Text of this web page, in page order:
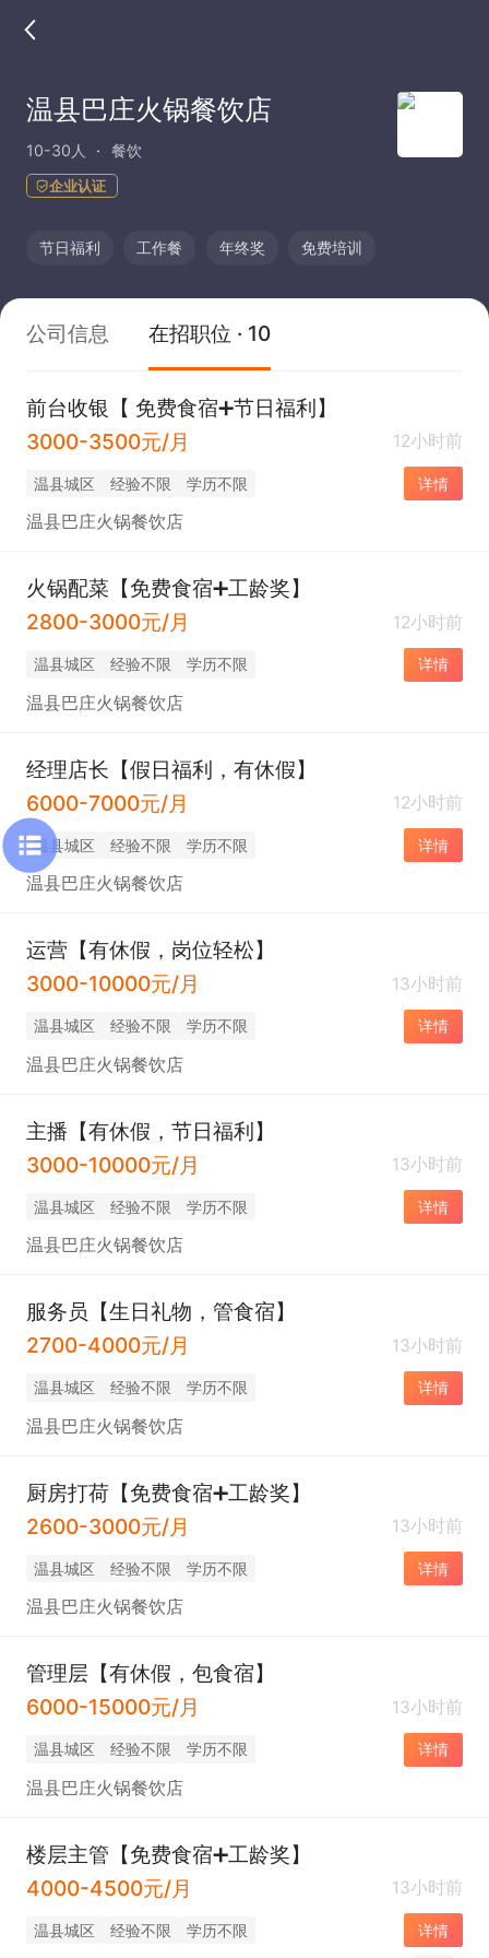
温县巴庄火锅餐饮店
10-30人 餐饮
企业认证
节日福利 工作餐 年终奖 免费培训
公司信息 在招职位 · 10
前台收银【 免费食宿➕节日福利】
3000-3500元/月
12小时前
温县城区 经验不限 学历不限 详情
温县巴庄火锅餐饮店
火锅配菜【免费食宿➕工龄奖】
2800-3000元/月
12小时前
温县城区 经验不限 学历不限 详情
温县巴庄火锅餐饮店
经理店长【假日福利，有休假】
6000-7000元/月
12小时前
温县城区 经验不限 学历不限 详情
温县巴庄火锅餐饮店
运营【有休假，岗位轻松】
3000-10000元/月
13小时前
温县城区 经验不限 学历不限 详情
温县巴庄火锅餐饮店
主播【有休假，节日福利】
3000-10000元/月
13小时前
温县城区 经验不限 学历不限 详情
温县巴庄火锅餐饮店
服务员【生日礼物，管食宿】
2700-4000元/月
13小时前
温县城区 经验不限 学历不限 详情
温县巴庄火锅餐饮店
厨房打荷【免费食宿➕工龄奖】
2600-3000元/月
13小时前
温县城区 经验不限 学历不限 详情
温县巴庄火锅餐饮店
管理层【有休假，包食宿】
6000-15000元/月
13小时前
温县城区 经验不限 学历不限 详情
温县巴庄火锅餐饮店
楼层主管【免费食宿➕工龄奖】
4000-4500元/月
13小时前
温县城区 经验不限 学历不限 详情